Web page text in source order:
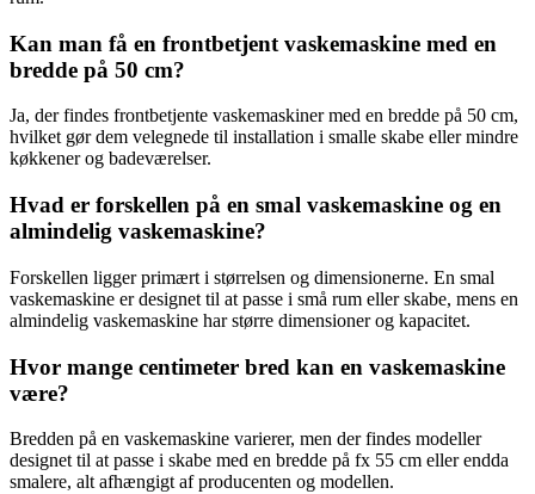
Kan man få en frontbetjent vaskemaskine med en
bredde på 50 cm?
Ja, der findes frontbetjente vaskemaskiner med en bredde på 50 cm,
hvilket gør dem velegnede til installation i smalle skabe eller mindre
køkkener og badeværelser.
Hvad er forskellen på en smal vaskemaskine og en
almindelig vaskemaskine?
Forskellen ligger primært i størrelsen og dimensionerne. En smal
vaskemaskine er designet til at passe i små rum eller skabe, mens en
almindelig vaskemaskine har større dimensioner og kapacitet.
Hvor mange centimeter bred kan en vaskemaskine
være?
Bredden på en vaskemaskine varierer, men der findes modeller
designet til at passe i skabe med en bredde på fx 55 cm eller endda
smalere, alt afhængigt af producenten og modellen.